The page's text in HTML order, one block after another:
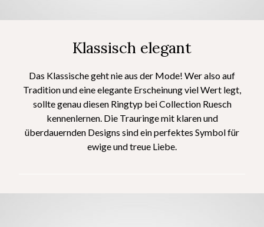
Klassisch elegant
Das Klassische geht nie aus der Mode! Wer also auf
Tradition und eine elegante Erscheinung viel Wert legt,
sollte genau diesen Ringtyp bei Collection Ruesch
kennenlernen. Die Trauringe mit klaren und
überdauernden Designs sind ein perfektes Symbol für
ewige und treue Liebe.